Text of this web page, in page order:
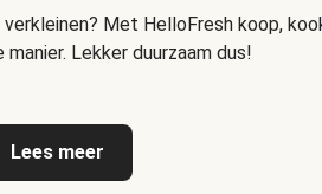
Met HelloFresh koop,
manier. Lekker duurzaam dus!
Lees meer